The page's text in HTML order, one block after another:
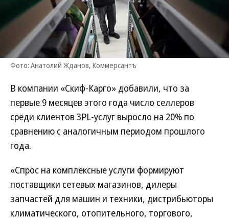
Фото: Анатолий Жданов, Коммерсантъ
В компании «Скиф-Карго» добавили, что за
первые 9 месяцев этого года число селлеров
среди клиентов 3PL-услуг выросло на 20% по
сравнению с аналогичным периодом прошлого
года.
«Спрос на комплексные услуги формируют
поставщики сетевых магазинов, дилеры
запчастей для машин и техники, дистрибьюторы
климатического, отопительного, торгового,